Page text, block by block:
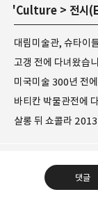
'Culture > 전시
대림미술관, 슈타이
고갱 전에 다녀왔습
미국미술 300년 전
바티칸 박물관전에
살롱 뒤 쇼콜라
댓글